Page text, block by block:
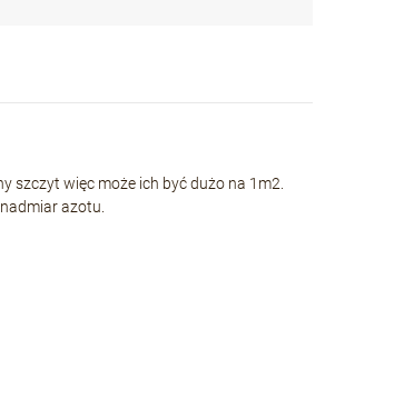
szczyt więc może ich być dużo na 1m2.
azotu.